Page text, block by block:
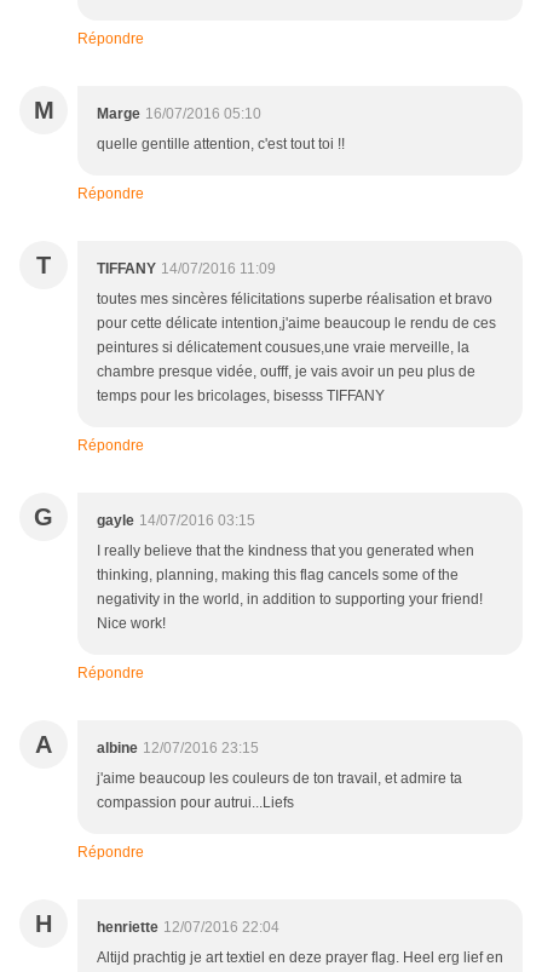
Répondre
M Marge 16/07/2016 05:10
quelle gentille attention, c'est tout toi !!
Répondre
T TIFFANY 14/07/2016 11:09
toutes mes sincères félicitations superbe réalisation et bravo
pour cette délicate intention,j'aime beaucoup le rendu de ces
peintures si délicatement cousues,une vraie merveille, la
chambre presque vidée, oufff, je vais avoir un peu plus de
temps pour les bricolages, bisesss TIFFANY
Répondre
G gayle 14/07/2016 03:15
I really believe that the kindness that you generated when
thinking, planning, making this flag cancels some of the
negativity in the world, in addition to supporting your friend!
Nice work!
Répondre
A albine 12/07/2016 23:15
j'aime beaucoup les couleurs de ton travail, et admire ta
compassion pour autrui...Liefs
Répondre
H henriette 12/07/2016 22:04
Altijd prachtig je art textiel en deze prayer flag. Heel erg lief en